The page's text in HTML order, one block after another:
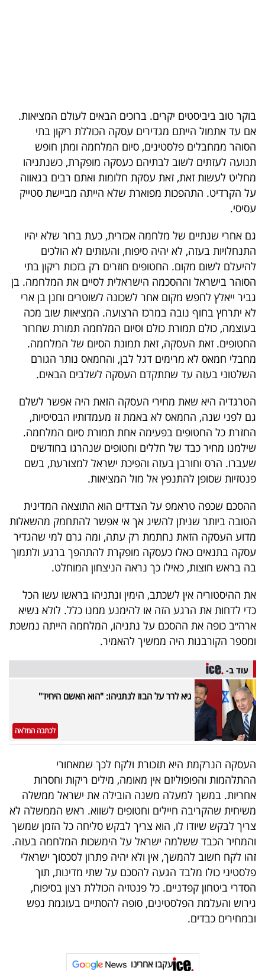
פודקאסט
40
UNDER
40
שיתופי
פעולה
דרושים
ניוזלטרים
מייל
אדום
פרסמו
באייס
אחרינו:
בוקר טוב ביביסטים יקרים. ברוכים הבאים לעולם המציאות.
אם עד אתמול הייתם מגדירים עסקה הכוללת ריקון בתי
הסוהר ממחבלים פלסטינים, סיום המלחמה ומתן חופש
תנועה לעזתים לשוב לבתיהם כעסקה מופקרת, כשנתניהו
מחליט לעשות זאת, זאת עסקת חלומות ואתם רבים בגאווה
על הקרדיט. התהפכות מפוארת שלא הייתה מביישת סטייק
עסיסי.
גם אחרי שנתיים של מלחמה אכזרית, כעת ברור שלא יהיו
התנחלויות בעזה, לא יהיה סיפוח, והעזתים לא הולכים
להיעלם לשום מקום. החטופים חוזרים רק בזכות ריקון בתי
הסוהר בישראל וההסכמה הישראלית לסיים את המלחמה. בן
גביר ייאלץ לחפש מקום אחר לשכונה לשוטרים וחנן בן ארי
לא יתרחץ בחוף נובה במרכז הרצועה. המציאות שוב מכה
בעוצמה, כולם תמורת כולם וסיום המלחמה תמורת שחרור
החטופים. זאת העסקה, זאת תמונת הסיום של המלחמה.
מחבלי חמאס לא מרימים דגל לבן, והחמאס נותר הגורם
השלטוני בעזה עד שתתקדם העסקה לשלבים הבאים.
הטרגדיה היא שאת מחירי העסקה הזאת היה אפשר לשלם
גם לפני שנה, החמאס לא באמת זז מעמדותיו הבסיסיות,
החזרת כל החטופים בפעימה אחת תמורת סיום המלחמה.
שילמנו מחיר כבד של חללים וחטופים שנהרגו בחודשים
שעברו. הרס וחורבן בעזה והפיכת ישראל למצורעת, בשם
פנטזיות שסופן להתנפץ אל מול המציאות.
ההסכם שכפה טראמפ על הצדדים הוא התוצאה המדינית
הטובה ביותר שניתן להשיג אך אי אפשר להתחמק מהשאלות
מדוע העסקה הזאת נחתמת רק עתה, ומה גרם למי שהגדיר
עסקה בתנאים כאלו כעסקה מופקרת להתהפך ברגע ולתמוך
בה בראש חוצות, כאילו כך נראה הניצחון המוחלט.
את ההיסטוריה אין לשכתב, הימין ונתניהו בראשו עשו הכל
כדי לדחות את הרגע הזה או להימנע ממנו כלל. לולא נשיא
ארה״ב כופה את ההסכם על נתניהו, המלחמה הייתה נמשכת
ומספר הקורבנות היה ממשיך להאמיר.
עוד ב-
גיא לרר על הבוז לנתניהו: "הוא האשם היחיד"
לכתבה המלאה
העסקה הנרקמת היא תזכורת ולקח לכך שמאחורי
ההתלהמות והפופוליזם אין מאומה, מילים ריקות וחסרות
אחריות. במשך למעלה משנה הובילה את ישראל ממשלה
משיחית שהקריבה חיילים וחטופים לשווא. ראש הממשלה לא
צריך לבקש שיודו לו, הוא צריך לבקש סליחה כל הזמן שמשך
והמחיר הכבד ששלמה ישראל על הימשכות המלחמה בעזה.
זהו לקח חשוב להמשך, אין ולא יהיה פתרון לסכסוך ישראלי
פלסטיני כולו מלבד הגעה להסכם על שתי מדינות, תוך
הסדרי ביטחון קפדניים. כל פנטזיה הכוללת רצון בסיפוח,
גירוש והעלמת הפלסטינים, סופה להסתיים בעוגמת נפש
ובמחירים כבדים.
עקבו אחרינו